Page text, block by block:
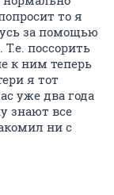
то я
за помощью
поссорить
к ним теперь
я тот
уже два года
знают все
ни с